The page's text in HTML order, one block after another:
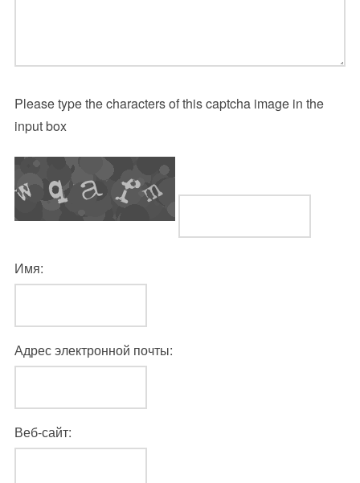
Please type the characters of this captcha image in the
input box
Имя:
Адрес электронной почты:
Веб-сайт: